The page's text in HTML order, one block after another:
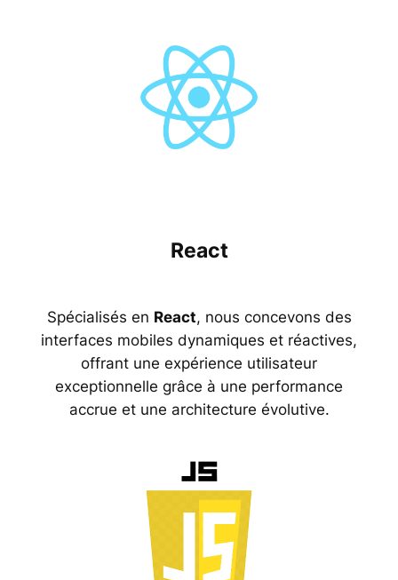
React
Spécialisés en React, nous concevons des
interfaces mobiles dynamiques et réactives,
offrant une expérience utilisateur
exceptionnelle grâce à une performance
accrue et une architecture évolutive.